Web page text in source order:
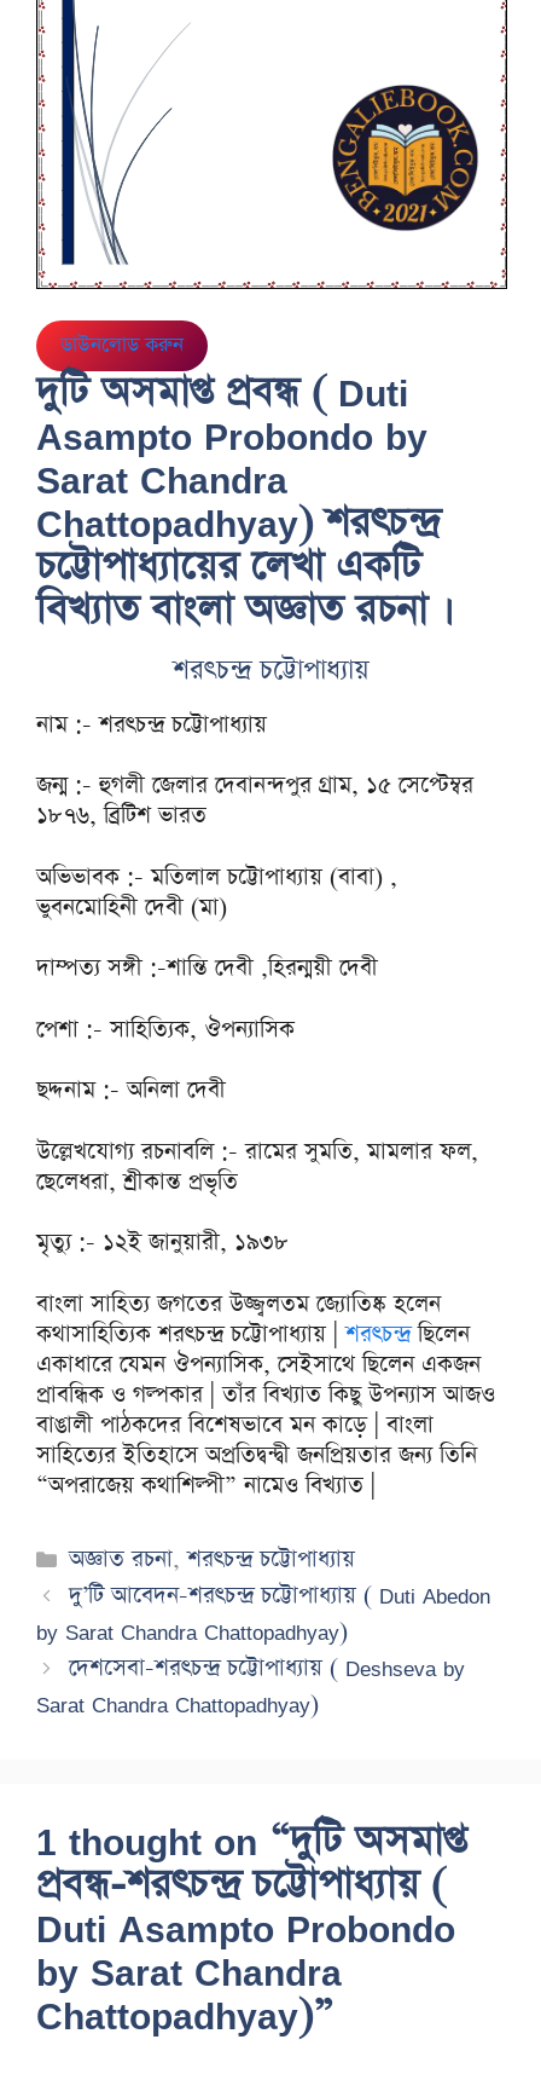
ডাউনলোড করুন
দুটি অসমাপ্ত প্রবন্ধ ( Duti
Asampto Probondo by
Sarat Chandra
Chattopadhyay) শরৎচন্দ্র
চট্টোপাধ্যায়ের লেখা একটি
বিখ্যাত বাংলা অজ্ঞাত রচনা ।
শরৎচন্দ্র চট্টোপাধ্যায়
নাম :- শরৎচন্দ্র চট্টোপাধ্যায়
জন্ম :- হুগলী জেলার দেবানন্দপুর গ্রাম, ১৫ সেপ্টেম্বর
১৮৭৬, ব্রিটিশ ভারত
অভিভাবক :- মতিলাল চট্টোপাধ্যায় (বাবা) ,
ভুবনমোহিনী দেবী (মা)
দাম্পত্য সঙ্গী :-শান্তি দেবী ,হিরন্ময়ী দেবী
পেশা :- সাহিত্যিক, ঔপন্যাসিক
ছদ্দনাম :- অনিলা দেবী
উল্লেখযোগ্য রচনাবলি :- রামের সুমতি, মামলার ফল,
ছেলেধরা, শ্রীকান্ত প্রভৃতি
মৃত্যু :- ১২ই জানুয়ারী, ১৯৩৮
বাংলা সাহিত্য জগতের উজ্জ্বলতম জ্যোতিষ্ক হলেন
কথাসাহিত্যিক শরৎচন্দ্র চট্টোপাধ্যায় |শরৎচন্দ্রছিলেন
একাধারে যেমন ঔপন্যাসিক, সেইসাথে ছিলেন একজন
প্রাবন্ধিক ও গল্পকার | তাঁর বিখ্যাত কিছু উপন্যাস আজও
বাঙালী পাঠকদের বিশেষভাবে মন কাড়ে | বাংলা
সাহিত্যের ইতিহাসে অপ্রতিদ্বন্দ্বী জনপ্রিয়তার জন্য তিনি
“অপরাজেয় কথাশিল্পী” নামেও বিখ্যাত |
Categories
অজ্ঞাত রচনা,শরৎচন্দ্র চট্টোপাধ্যায়
দু’টি আবেদন-শরৎচন্দ্র চট্টোপাধ্যায় ( Duti Abedon
by Sarat Chandra Chattopadhyay)
দেশসেবা-শরৎচন্দ্র চট্টোপাধ্যায় ( Deshseva by
Sarat Chandra Chattopadhyay)
1 thought on “দুটি অসমাপ্ত
প্রবন্ধ-শরৎচন্দ্র চট্টোপাধ্যায় (
Duti Asampto Probondo
by Sarat Chandra
Chattopadhyay)”